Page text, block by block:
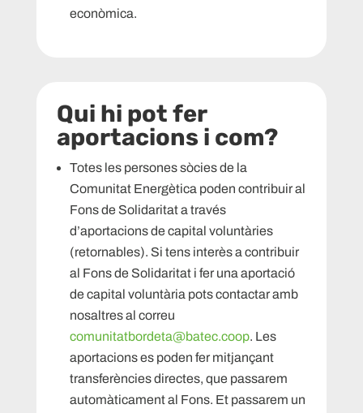
econòmica.
Qui hi pot fer
aportacions i com?
Totes les persones sòcies de la
Comunitat Energètica poden contribuir al
Fons de Solidaritat a través
d’aportacions de capital voluntàries
(retornables). Si tens interès a contribuir
al Fons de Solidaritat i fer una aportació
de capital voluntària pots contactar amb
nosaltres al correu
comunitatbordeta@batec.coop. Les
aportacions es poden fer mitjançant
transferències directes, que passarem
automàticament al Fons. Et passarem un